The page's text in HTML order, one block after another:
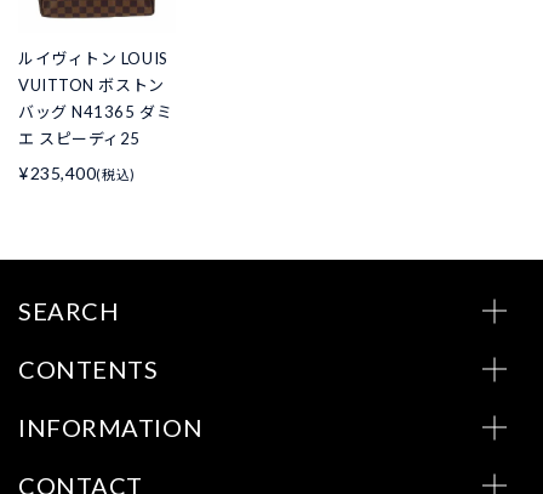
ルイヴィトン LOUIS
VUITTON ボストン
バッグ N41365 ダミ
エ スピーディ25
¥235,400(税込)
SEARCH
CONTENTS
INFORMATION
CONTACT